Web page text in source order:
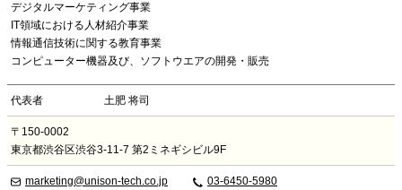
デジタルマーケティング事業
IT領域における人材紹介事業
情報通信技術に関する教育事業
コンピューター機器及び、ソフトウエアの開発・販売
代表者 土肥 将司
〒150-0002
東京都渋谷区渋谷3-11-7 第2ミネギシビル9F
marketing@unison-tech.co.jp 03-6450-5980